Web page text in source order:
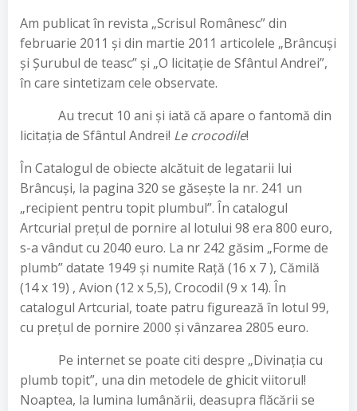
Am publicat în revista „Scrisul Românesc” din
februarie 2011 și din martie 2011 articolele „Brâncuși
și Șurubul de teasc” și „O licitație de Sfântul Andrei”,
în care sintetizam cele observate.
Au trecut 10 ani și iată că apare o fantomă din
licitația de Sfântul Andrei! Le crocodile!
În Catalogul de obiecte alcătuit de legatarii lui
Brâncuși, la pagina 320 se găsește la nr. 241 un
„recipient pentru topit plumbul”. În catalogul
Artcurial prețul de pornire al lotului 98 era 800 euro,
s-a vândut cu 2040 euro. La nr 242 găsim „Forme de
plumb” datate 1949 și numite Rață (16 x 7 ), Cămilă
(14 x 19) , Avion (12 x 5,5), Crocodil (9 x 14). În
catalogul Artcurial, toate patru figurează în lotul 99,
cu prețul de pornire 2000 și vânzarea 2805 euro.
Pe internet se poate citi despre „Divinația cu
plumb topit”, una din metodele de ghicit viitorul!
Noaptea, la lumina lumânării, deasupra flăcării se